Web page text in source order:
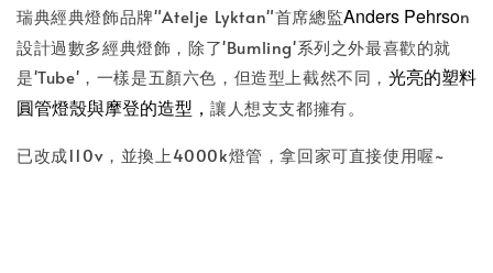
瑞典經典燈飾品牌"Atelje Lyktan"首席總監Anders Pehrson
設計過數多經典燈飾，除了'Bumling'系列之外最喜歡的就
是'Tube'，一樣是五顏六色，但造型上截然不同， 光亮的塑料
圓管燈殼與摩登的造型， 讓人想支支都擁有。
已改成110v，並換上4000k燈管，拿回家可直接使用喔~